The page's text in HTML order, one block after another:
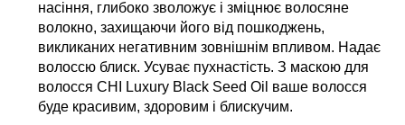
насіння, глибоко зволожує і зміцнює волосяне
волокно, захищаючи його від пошкоджень,
викликаних негативним зовнішнім впливом. Надає
волоссю блиск. Усуває пухнастість. З маскою для
волосся CHI Luxury Black Seed Oil ваше волосся
буде красивим, здоровим і блискучим.